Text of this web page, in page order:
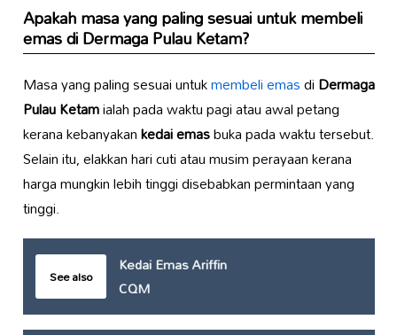
Apakah masa yang paling sesuai untuk membeli
emas diDermaga Pulau Ketam?
Masa yang paling sesuai untukmembeli emasdiDermaga
Pulau Ketamialah pada waktu pagi atau awal petang
kerana kebanyakankedai emasbuka pada waktu tersebut.
Selain itu, elakkan hari cuti atau musim perayaan kerana
harga mungkin lebih tinggi disebabkan permintaan yang
tinggi.
See also
Kedai Emas Ariffin
CQM